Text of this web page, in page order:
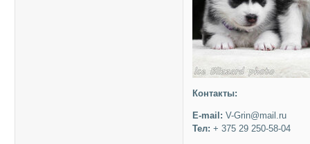
Контакты:
E-mail: V-Grin@mail.ru
Тел: + 375 29 250-58-04